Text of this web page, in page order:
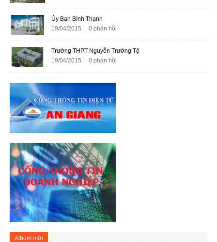
Ủy Ban Bình Thạnh
19/04/2015 | 0 phản hồi
Trường THPT Nguyễn Trường Tộ
19/04/2015 | 0 phản hồi
Album mới